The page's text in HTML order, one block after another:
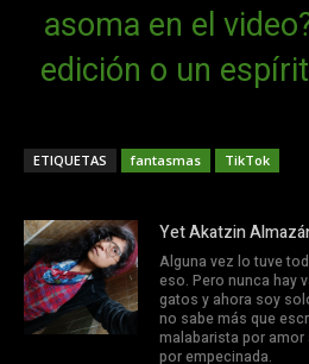
asoma en el
edición o un
ETIQUETAS fantasmas TikTok
Yet Akatzin
Alguna vez lo tuve
eso. Pero nunca hay
gatos y ahora soy
no sabe más que
malabarista por
por empecinada.